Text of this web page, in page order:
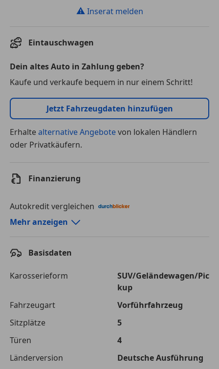
⚠ Inserat melden
Eintauschwagen
Dein altes Auto in Zahlung geben?
Kaufe und verkaufe bequem in nur einem Schritt!
Jetzt Fahrzeugdaten hinzufügen
Erhaltealternative Angebotevon lokalen Händlern
oder Privatkäufern.
Finanzierung
Autokredit vergleichen
Autokredit-Rechner von durchblicker.at
120 Monate
Kreditbetrag
€ 75 000,-
Zu zahlender
Gesamtbetrag
Einberechnete Gebühren
€ 0,-
Mehr anzeigen
Basisdaten
Karosserieform
SUV/Geländewagen/Pic
kup
Fahrzeugart
Vorführfahrzeug
Sitzplätze
5
Türen
4
Länderversion
Deutsche Ausführung